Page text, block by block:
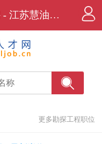
钻井优化工程师招聘 - 江苏慧油信息科技有限责任公司 - 石油人才网
更多勘探工程职位